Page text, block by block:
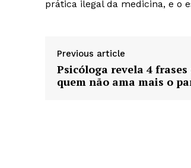
prática ilegal da medicina, e o
Previous article
Psicóloga revela 4 frases
quem não ama mais o